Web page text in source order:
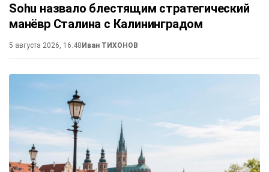
Sohu назвало блестящим стратегический
манёвр Сталина с Калининградом
5 августа 2026, 16:48 Иван ТИХОНОВ